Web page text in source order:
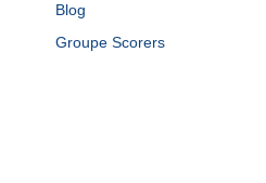
Blog
Groupe Scorers